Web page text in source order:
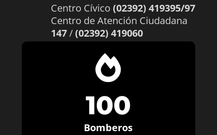
Centro Cívico (02392) 419395/97
Centro de Atención Ciudadana
147/(02392) 419060

100
Bomberos